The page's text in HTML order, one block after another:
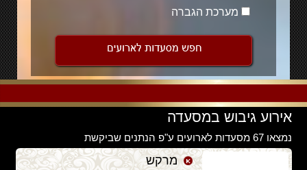
מערכת הגברה
אירוע גיבוש במסעדה
נמצאו 67 מסעדות לארועים ע"פ הנתנים שביקשת
מרקש